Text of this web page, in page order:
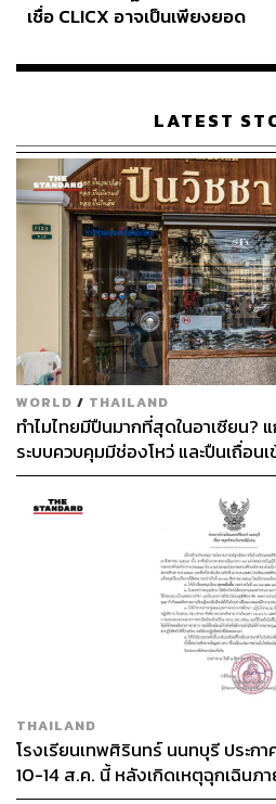
เชื่อ CLICX อาจเป็นเพียงยอด
เรือนไทยที่ถูกซุกไว้
LATEST
WORLD / THAILAND
ทำไมไทยมีปืนมากที่สุดในอาเซียน?
ระบบควบคุมมีช่องโหว่ และปืนเถื่อน
THAILAND
โรงเรียนเทพศิรินทร์ นนทบุรี ประ
10-14 ส.ค. นี้ หลังเกิดเหตุฉุกเฉินภ